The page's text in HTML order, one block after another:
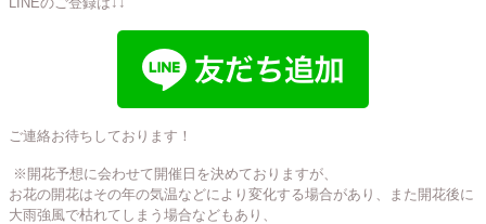
ご連絡お待ちしております！
※開花予想に会わせて開催日を決めておりますが、
お花の開花はその年の気温などにより変化する場合があり、また開花後に
大雨強風で枯れてしまう場合などもあり、